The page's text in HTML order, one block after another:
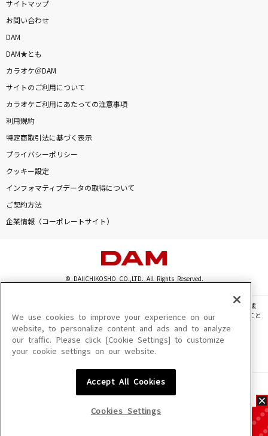
サイトマップ
お問い合わせ
DAM
DAM★とも
カラオケ＠DAM
サイトのご利用について
カラオケご利用にあたっての注意事項
利用規約
特定商取引法に基づく表示
プライバシーポリシー
クッキー設定
インフォマティブデータの取得について
ご契約方法
企業情報（コーポレートサイト）
© DAIICHIKOSHO CO.,LTD. All Rights Reserved.
このサイトに掲載されている一切の文章・画像・写真・動画・音声等を、手段や形態
を問わず、著作権法の定める範囲を超えて無断で複製、転載、ファイル化などすること
を禁じます。
楽曲及びコンテンツは、機種によりご利用いただけない場合があります。
楽曲及びコンテンツの配信日、配信内容が変更になる場合があります。
We use cookies to improve your experience on our
website, to personalize content and ads and to analyze
our traffic. Please click [Cookie Settings] to customize
your cookie settings on our website.
Accept All Cookies
Cookies Settings